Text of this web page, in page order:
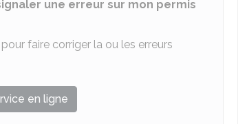
une erreur sur mon permis
faire corriger la ou les erreurs
en ligne